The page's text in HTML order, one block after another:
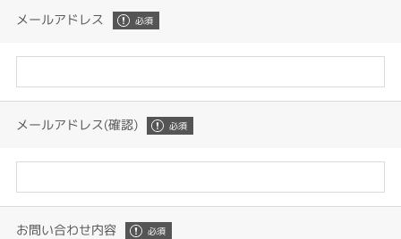
メールアドレス
メールアドレス(確認)
お問い合わせ内容